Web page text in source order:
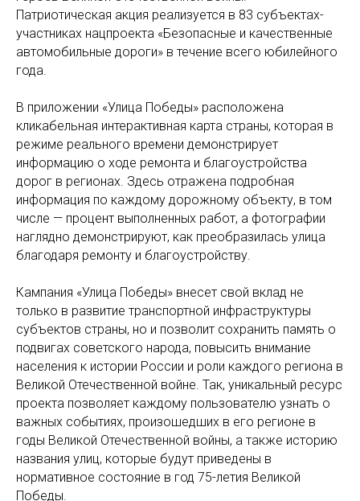
Патриотическая акция реализуется в 83 субъектах-
участниках нацпроекта «Безопасные и качественные
автомобильные дороги» в течение всего юбилейного
года.
В приложении «Улица Победы» расположена
кликабельная интерактивная карта страны, которая в
режиме реального времени демонстрирует
информацию о ходе ремонта и благоустройства
дорог в регионах. Здесь отражена подробная
информация по каждому дорожному объекту, в том
числе — процент выполненных работ, а фотографии
наглядно демонстрируют, как преобразилась улица
благодаря ремонту и благоустройству.
Кампания «Улица Победы» внесет свой вклад не
только в развитие транспортной инфраструктуры
субъектов страны, но и позволит сохранить память о
подвигах советского народа, повысить внимание
населения к истории России и роли каждого региона в
Великой Отечественной войне. Так, уникальный ресурс
проекта позволяет каждому пользователю узнать о
важных событиях, произошедших в его регионе в
годы Великой Отечественной войны, а также историю
названия улиц, которые будут приведены в
нормативное состояние в год 75-летия Великой
Победы.